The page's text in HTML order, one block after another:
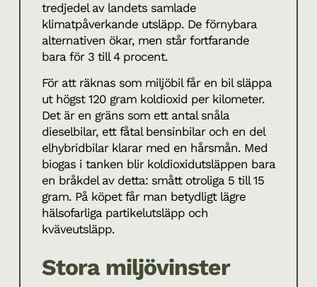
tredjedel av landets samlade
klimatpåverkande utsläpp. De förnybara
alternativen ökar, men står fortfarande
bara för 3 till 4 procent.
För att räknas som miljöbil får en bil släppa
ut högst 120 gram koldioxid per kilometer.
Det är en gräns som ett antal snåla
dieselbilar, ett fåtal bensinbilar och en del
elhybridbilar klarar med en hårsmån. Med
biogas i tanken blir koldioxidutsläppen bara
en bråkdel av detta: smått otroliga 5 till 15
gram. På köpet får man betydligt lägre
hälsofarliga partikelutsläpp och
kväveutsläpp.
Stora miljövinster